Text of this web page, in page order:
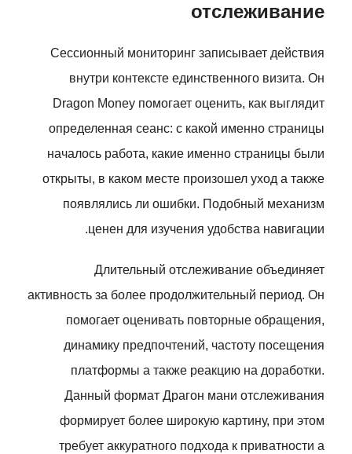
отслеживание
Сессионный мониторинг записывает действия
внутри контексте единственного визита. Он
Dragon Money помогает оценить, как выглядит
определенная сеанс: с какой именно страницы
началось работа, какие именно страницы были
открыты, в каком месте произошел уход а также
появлялись ли ошибки. Подобный механизм
ценен для изучения удобства навигации.
Длительный отслеживание объединяет
активность за более продолжительный период. Он
помогает оценивать повторные обращения,
динамику предпочтений, частоту посещения
платформы а также реакцию на доработки.
Данный формат Драгон мани отслеживания
формирует более широкую картину, при этом
требует аккуратного подхода к приватности а